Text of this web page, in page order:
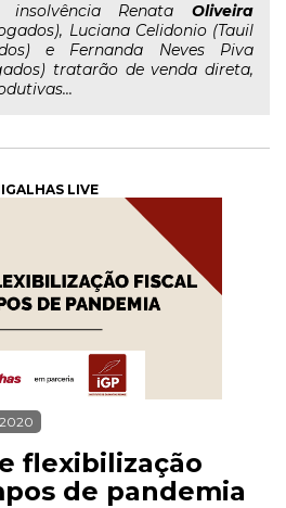
insolvência Renata Oliveira
Luciana Celidonio (Tauil
e Fernanda Neves Piva
tratarão de venda direta,
LIVE
flexibilização
de pandemia